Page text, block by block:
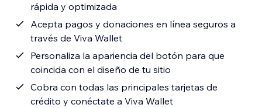
rápida y optimizada
Acepta pagos y donaciones en línea seguros a
través de Viva Wallet
Personaliza la apariencia del botón para que
coincida con el diseño de tu sitio
Cobra con todas las principales tarjetas de
crédito y conéctate a Viva Wallet